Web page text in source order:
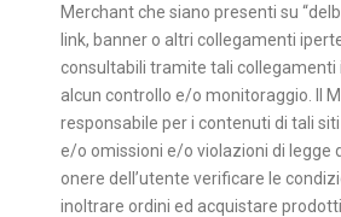
Merchant che siano presenti su
link, banner o altri collegamenti
consultabili tramite tali
alcun controllo e/o monitoraggio. Il
responsabile per i contenuti di tali
e/o omissioni e/o violazioni di legge
onere dell’utente verificare le
inoltrare ordini ed acquistare